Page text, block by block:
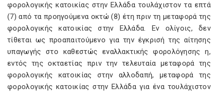
φορολογικής κατοικίας στην Ελλάδα τουλάχιστον τα επτά
(7) από τα προηγούμενα οκτώ (8) έτη πριν τη μεταφορά της
φορολογικής κατοικίας στην Ελλάδα. Εν ολίγοις, δεν
τίθεται ως προαπαιτούμενο για την έγκρισή της αίτησης
υπαγωγής στο καθεστώς εναλλακτικής φορολόγησης η,
εντός της οκταετίας πριν την τελευταία μεταφορά της
φορολογικής κατοικίας στην αλλοδαπή, μεταφορά της
φορολογικής κατοικίας στην Ελλάδα για ένα τουλάχιστον